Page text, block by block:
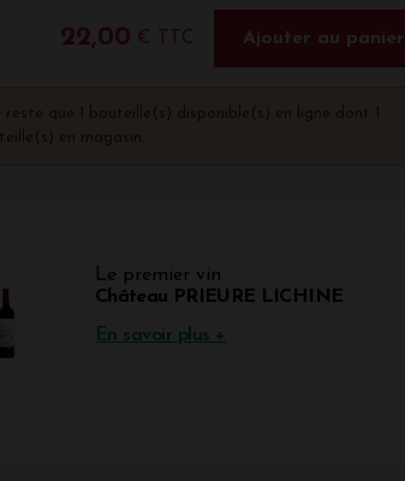
22,00 € TTC Ajouter au panier
Le premier vin
Château PRIEURE LICHINE
En savoir plus +